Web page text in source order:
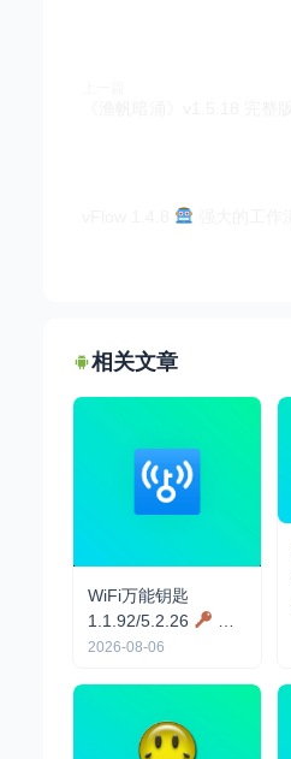
相关文章
WiFi万能钥匙
1.1.92/5.2.26
净去广告，秒连WiFi
2026-08-06